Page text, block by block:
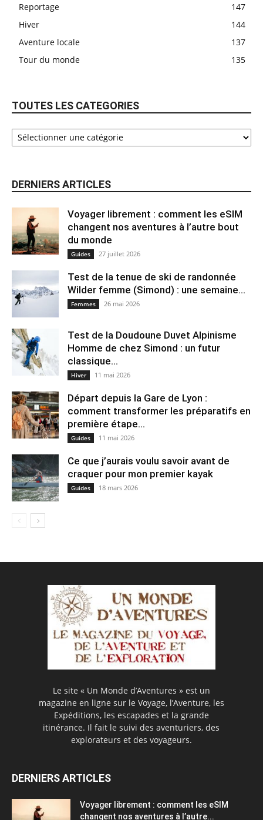
Reportage
147
Hiver
144
Aventure locale
137
Tour du monde
135
TOUTES LES CATEGORIES
DERNIERS ARTICLES
Voyager librement : comment les eSIM
changent nos aventures à l’autre bout
du monde
Guides 27 juillet 2026
Test de la tenue de ski de randonnée
Wilder femme (Simond) : une semaine...
Femmes 26 mai 2026
Test de la Doudoune Duvet Alpinisme
Homme de chez Simond : un futur
classique...
Hiver 11 mai 2026
Départ depuis la Gare de Lyon :
comment transformer les préparatifs en
pre⁠mière étape...
Guides 11 mai 2026
Ce que j’aurais voulu savoir avant de
craquer pour mon premier kayak
Guides 18 mars 2026
Le site « Un Monde d’Aventures » est un
magazine en ligne sur le Voyage, l’Aventure, les
Expéditions, les escapades et la grande
itinérance. Il fait le suivi des aventuriers, des
explorateurs et des voyageurs.
DERNIERS ARTICLES
Voyager librement : comment les eSIM
changent nos aventures à l’autre...